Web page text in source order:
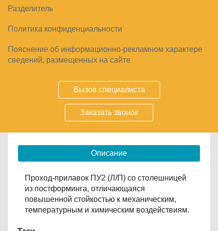
Разделитель
Политика конфиденциальности
Пояснение об информационно-рекламном характере
сведений, размещенных на сайте
Вызов специалиста
Заказать звонок
4990₽
3-10 дней
Размер 500х600х905. Металлические стойки и
Описание
Проход-прилавок ПУ2 (Л/П) со столешницей
из постформинга, отличающаяся
повышенной стойкостью к механическим,
температурным и химическим воздействиям.